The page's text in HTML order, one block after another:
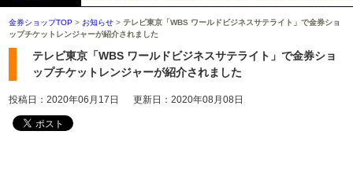
金券ショップTOP > お知らせ >テレビ東京「WBS ワールドビジネスサテライト」で金券ショ
ップチケットレンジャーが紹介されました
テレビ東京「WBS ワールドビジネスサテライト」で金券ショ
ップチケットレンジャーが紹介されました
投稿日：2020年06月17日 更新日：2020年08月08日